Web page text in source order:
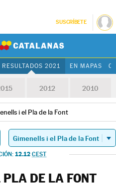
SUSCRÍBETE
RESULTADOS 2021 EN MAPAS
2012 2010
i el Pla de la Font
12.12 CEST
DE LA FONT